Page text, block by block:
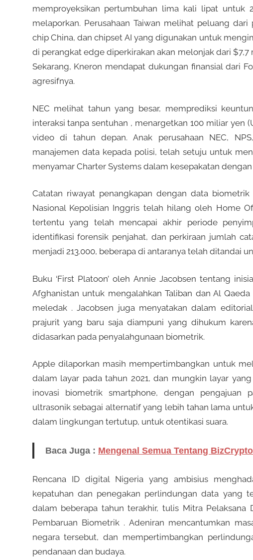
memproyeksikan pertumbuhan lima kali lipat untuk
melaporkan. Perusahaan Taiwan melihat peluang
chip China, dan chipset AI yang digunakan untuk
di perangkat edge diperkirakan akan melonjak dari $7,7
Sekarang, Kneron mendapat dukungan finansial dari
agresifnya.
NEC melihat tahun yang besar, memprediksi
interaksi tanpa sentuhan , menargetkan 100 miliar yen
video di tahun depan. Anak perusahaan NEC,
manajemen data kepada polisi, telah setuju untuk
menyamar Charter Systems dalam kesepakatan
Catatan riwayat penangkapan dengan data
Nasional Kepolisian Inggris telah hilang oleh Home
tertentu yang telah mencapai akhir periode
identifikasi forensik penjahat, dan perkiraan jumlah
menjadi 213.000, beberapa di antaranya telah ditandai
Buku ‘First Platoon’ oleh Annie Jacobsen tentang
Afghanistan untuk mengalahkan Taliban dan Al
meledak . Jacobsen juga menyatakan dalam
prajurit yang baru saja diampuni yang dihukum
didasarkan pada penyalahgunaan biometrik.
Apple dilaporkan masih mempertimbangkan untuk
dalam layar pada tahun 2021, dan mungkin layar
inovasi biometrik smartphone, dengan pengajuan
ultrasonik sebagai alternatif yang lebih tahan lama
dalam lingkungan tertutup, untuk otentikasi suara.
Baca Juga : Mengenal Semua Tentang
Rencana ID digital Nigeria yang ambisius
kepatuhan dan penegakan perlindungan data yang
dalam beberapa tahun terakhir, tulis Mitra
Pembaruan Biometrik . Adeniran mencantumkan
negara tersebut, dan mempertimbangkan
pendanaan dan budaya.